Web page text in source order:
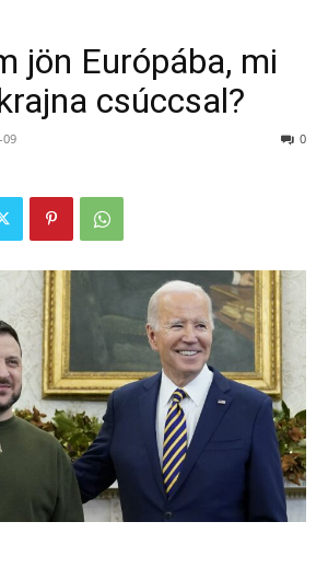
jön Európába, mi
csúccsal?
09 0